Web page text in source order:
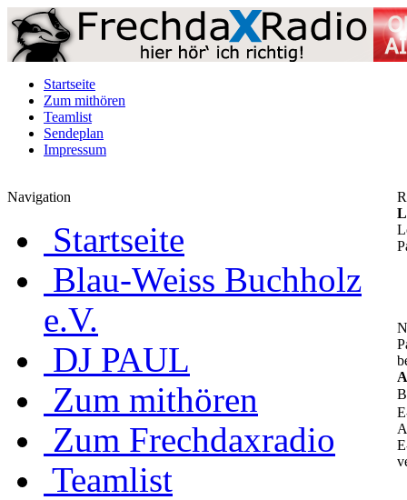
Startseite
Zum mithören
Teamlist
Sendeplan
Impressum
Navigation
Startseite
Blau-Weiss Buchholz
e.V.
DJ PAUL
Zum mithören
Zum Frechdaxradio
Teamlist